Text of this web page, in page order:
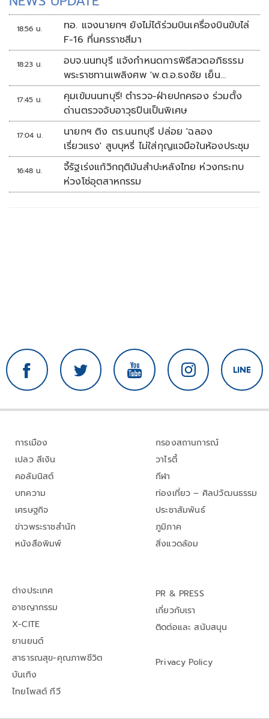
18:56 น.
ทอ. แจงนายกฯ ยังไม่ได้ร่วมบินเครื่องบินขับไล่
F-16 ที่นครราชสีมา
18:23 น.
อบจ.นนทบุรี แจ้งกำหนดการพิธีสวดอภิธรรม
พระราชทานเพลิงศพ 'พ.ต.อ.ธงชัย เย็น
ประเสริฐ'
17:45 น.
คุมเข้มนนทบุรี! ตำรวจ-ฝ่ายปกครอง ร่วมตั้ง
ด่านตรวจจับอาวุธปืนเป็นพิเศษ
17:04 น.
นายกฯ ติง ตร.นนทบุรี ปล่อย 'ฉลอง
เรี่ยวแรง' สูบบุหรี่ ไม่ใส่กุญแจมือในห้องประชุม
16:48 น.
จี้รัฐเร่งแก้วิกฤติมันสำปะหลังไทย ห่วงกระทบ
ห่วงโซ่อุตสาหกรรม
การเมือง
เปลว สีเงิน
คอลัมนิสต์
บทความ
เศรษฐกิจ
ข่าวพระราชสำนัก
หนังสือพิมพ์
กรองสถานการณ์
วาไรตี้
กีฬา
ท่องเที่ยว – ศิลปวัฒนธรรม
ประชาสัมพันธ์
ภูมิภาค
สิ่งแวดล้อม
ต่างประเทศ
อาชญากรรม
X-CITE
ยานยนต์
สาธารณสุข-คุณภาพชีวิต
บันเทิง
ไทยโพสต์ ทีวี
PR & PRESS
เกี่ยวกับเรา
ติดต่อและ สนับสนุน
Privacy Policy